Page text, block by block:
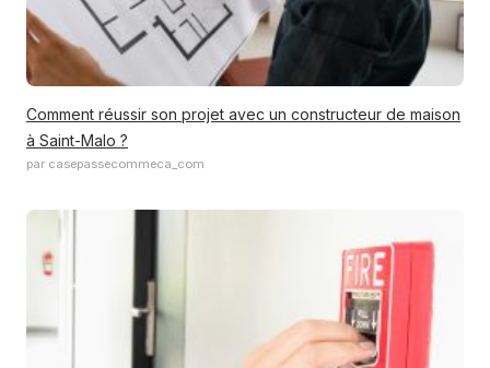
Comment réussir son projet avec un constructeur de maison
à Saint-Malo ?
par casepassecommeca_com